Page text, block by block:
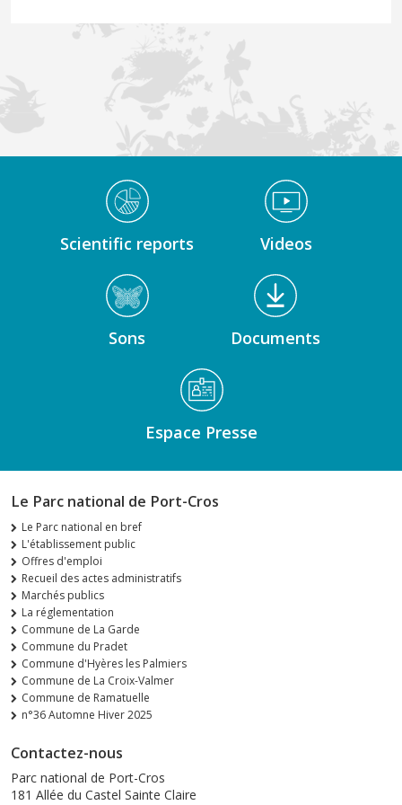
Médiathèque Footer
Scientific reports Videos
Sons Documents
Espace Presse
Le Parc national de Port-Cros
Le Parc national en bref
L'établissement public
Offres d'emploi
Recueil des actes administratifs
Marchés publics
La réglementation
Commune de La Garde
Commune du Pradet
Commune d'Hyères les Palmiers
Commune de La Croix-Valmer
Commune de Ramatuelle
n°36 Automne Hiver 2025
Contactez-nous
Parc national de Port-Cros
181 Allée du Castel Sainte Claire